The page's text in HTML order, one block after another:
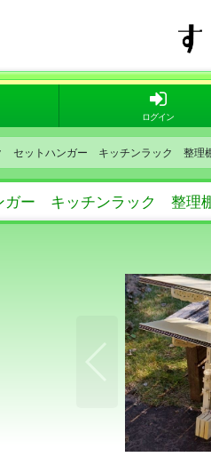
ログイン
セットハンガー キッチンラック 整
ガー キッチンラック 整